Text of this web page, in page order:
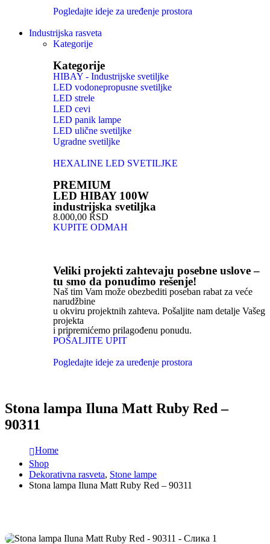
Pogledajte ideje za uređenje prostora
Industrijska rasveta
Kategorije
Kategorije
HIBAY - Industrijske svetiljke
LED vodonepropusne svetiljke
LED strele
LED cevi
LED panik lampe
LED ulične svetiljke
Ugradne svetiljke
HEXALINE LED SVETILJKE
PREMIUM
LED HIBAY 100W
industrijska svetiljka
8.000,00 RSD
KUPITE ODMAH
Veliki projekti zahtevaju posebne uslove –
tu smo da ponudimo rešenje!
Naš tim Vam može obezbediti poseban rabat za veće
narudžbine
u okviru projektnih zahteva. Pošaljite nam detalje Vašeg
projekta
i pripremićemo prilagođenu ponudu.
POŠALJITE UPIT
Pogledajte ideje za uređenje prostora
Stona lampa Iluna Matt Ruby Red –
90311
Home
Shop
Dekorativna rasveta, Stone lampe
Stona lampa Iluna Matt Ruby Red – 90311